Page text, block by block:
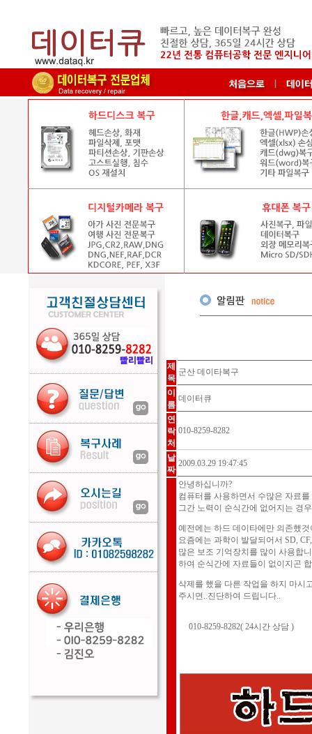
제
목
군산 데이타복구
이
름
데이터큐
연
락
처
010-8259-8282
날
짜
2009.03.29 19:47:45
안녕하십니까?
컴퓨터를 사용하면서 수많은 자료
그간 노력이 순식간에 없어지는 경
예전에는 하드 데이타에만 의존했것
요즘에는 과학이 발달되어서 SD,
많은 보조 기억장치를 많이 사용합
하여 순식간에 자료들이 없이지곤
삭제를 했을 다른 작업을 하지 마시
주시면..진단하여 드립니다..
010-8259-8282( 24시간 상담 )